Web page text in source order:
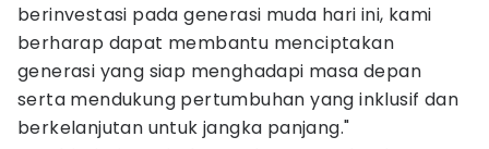
berinvestasi pada generasi muda hari ini, kami
berharap dapat membantu menciptakan
generasi yang siap menghadapi masa depan
serta mendukung pertumbuhan yang inklusif dan
berkelanjutan untuk jangka panjang."